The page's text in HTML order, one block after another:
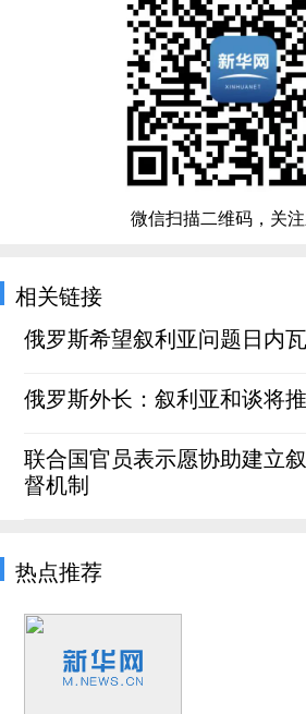
微信扫描二维码，关
相关链接
俄罗斯希望叙利亚问题日内
俄罗斯外长：叙利亚和谈将
联合国官员表示愿协助建立
督机制
热点推荐